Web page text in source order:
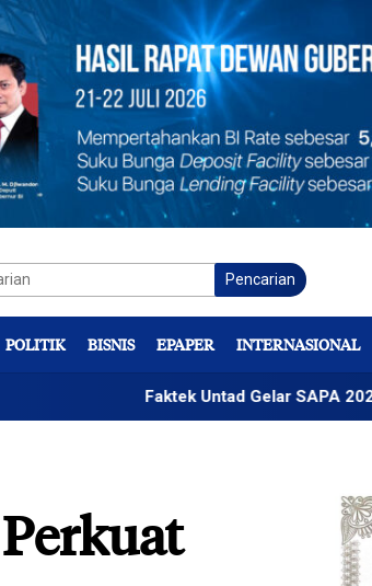
Pencarian
POLITIK BISNIS EPAPER INTERNASIONAL
Faktek Untad Gelar SAPA 2026